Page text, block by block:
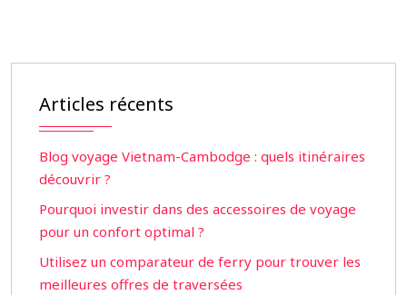
Articles récents
Blog voyage Vietnam-Cambodge : quels itinéraires
découvrir ?
Pourquoi investir dans des accessoires de voyage
pour un confort optimal ?
Utilisez un comparateur de ferry pour trouver les
meilleures offres de traversées